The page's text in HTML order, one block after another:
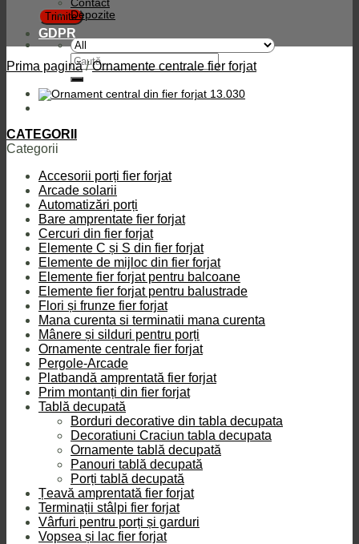
Caută
după:
Contact
Depozite
GDPR
Prima pagină / Ornamente centrale fier forjat
CATEGORII
Categorii
Accesorii porți fier forjat
Arcade solarii
Automatizări porți
Bare amprentate fier forjat
Cercuri din fier forjat
Elemente C și S din fier forjat
Elemente de mijloc din fier forjat
Elemente fier forjat pentru balcoane
Elemente fier forjat pentru balustrade
Flori și frunze fier forjat
Mana curenta si terminatii mana curenta
Mânere și silduri pentru porți
Ornamente centrale fier forjat
Pergole-Arcade
Platbandă amprentată fier forjat
Prim montanți din fier forjat
Tablă decupată
Borduri decorative din tabla decupata
Decoratiuni Craciun tabla decupata
Ornamente tablă decupată
Panouri tablă decupată
Porți tablă decupată
Țeavă amprentată fier forjat
Terminații stâlpi fier forjat
Vârfuri pentru porți și garduri
Vopsea și lac fier forjat